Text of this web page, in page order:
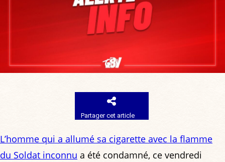
Partager cet article
L’homme qui a allumé sa cigarette avec la flamme
du Soldat inconnu a été condamné, ce vendredi